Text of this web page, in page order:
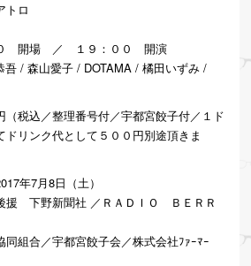
トロ
開場 ／ １９：００ 開演
吾 / 森山愛子 / DOTAMA / 橘田いずみ /
税込／整理番号付／宇都宮餃子付／１ド
ドリンク代として５００円別途頂きま
年7月8日（土）
援 下野新聞社 ／ＲＡＤＩＯ ＢＥＲＲ
同組合／宇都宮餃子会／株式会社ﾌｧｰﾏｰ